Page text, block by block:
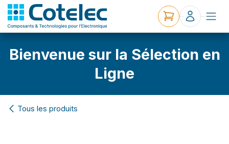
Bienvenue sur la Sélection en
Ligne
Tous les produits